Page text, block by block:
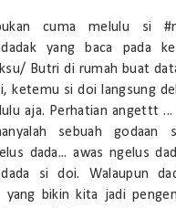
cuma melulu si
yang baca pada
Butri di rumah buat
ketemu si doi langsung
aja. Perhatian angettt ...
sebuah godaan
dada... awas ngelus
si doi. Walaupun
yang bikin kita jadi